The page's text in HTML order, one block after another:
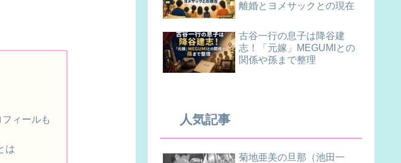
ィールも
は
離婚とヨメサックとの現在
古谷一行の息子は降谷建
志！「元嫁」MEGUMIとの
関係や孫まで整理
人気記事
菊地亜美の旦那（池田一